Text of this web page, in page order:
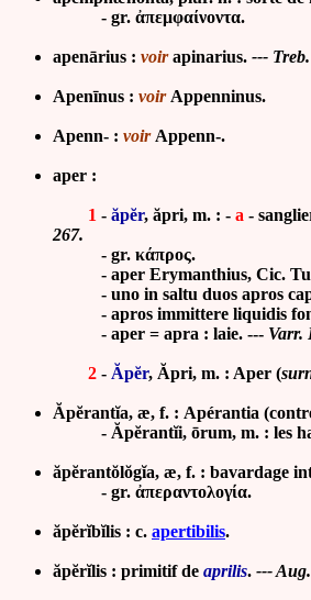
- gr. ἀπεμφαίνοντα.
apenārius : voirapinarius. ---
Apenīnus : voir Appenninus.
Apenn- : voir Appenn-.
aper :
1 - ăpĕr, ăpri, m. : - a -
267.
- gr. κάπρος.
- aper Erymanthius, Cic.
- uno in saltu duos apros
- apros immittere liquidis
- aper = apra : laie. --- Varr.
2 - Ăpĕr, Ăpri, m. : Aper (
Ăpĕrantĭa, æ, f. : Apérantia
- Ăpĕrantĭi, ōrum, m. : les
ăpĕrantŏlŏgĭa, æ, f. : bavardage
- gr. ἀπεραντολογία.
ăpĕrĭbĭlis : c. apertibilis.
ăpĕrĭlis : primitif de aprilis. ---